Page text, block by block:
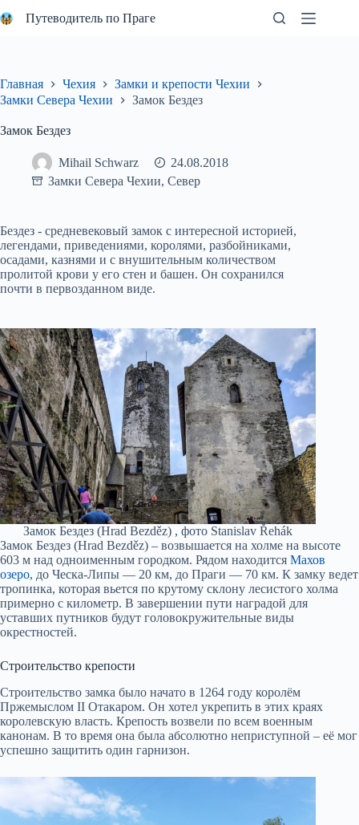
к
Путеводитель по Праге
Главная Чехия
Замки и крепости Чехии
Замки Севера Чехии
Замок Бездез
Замок Бездез
Mihail Schwarz
24.08.2018
Замки Севера Чехии, Север
Бездез - средневековый замок с интересной историей,
легендами, приведениями, королями, разбойниками,
осадами, казнями и с внушительным количеством
пролитой крови у его стен и башен. Он сохранился
почти в первозданном виде.
Замок Бездез (Hrad Bezděz) , фото Stanislav Řehák
Замок Бездез (Hrad Bezděz) – возвышается на холме на высоте
603 м над одноименным городком. Рядом находится Махов
озеро, до Ческа-Липы — 20 км, до Праги — 70 км. К замку ведет
тропинка, которая вьется по крутому склону лесистого холма
примерно с километр. В завершении пути наградой для
уставших путников будут головокружительные виды
окрестностей.
Строительство крепости
Строительство замка было начато в 1264 году королём
Пржемыслом II Отакаром. Он хотел укрепить в этих краях
королевскую власть. Крепость возвели по всем военным
канонам. В то время она была абсолютно неприступной – её мог
успешно защитить один гарнизон.